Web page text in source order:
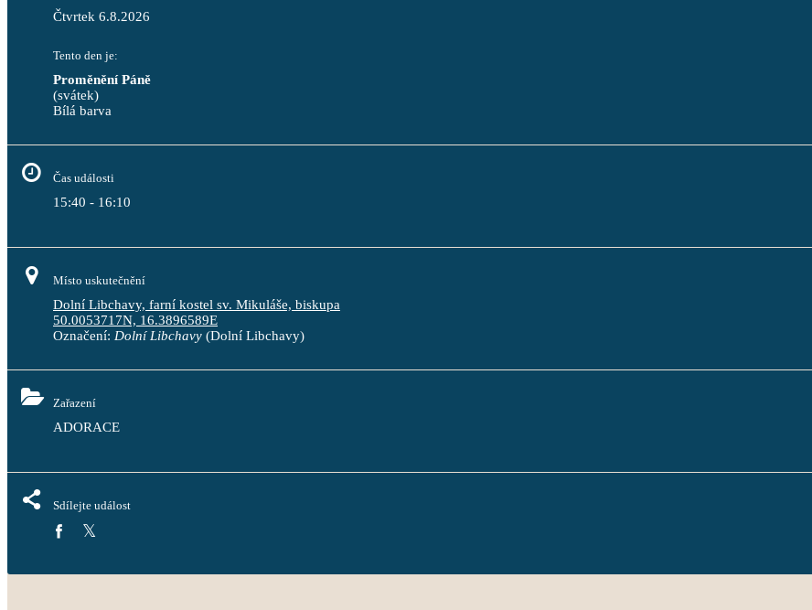
Čtvrtek 6.8.2026
Tento den je:
Proměnění Páně
(svátek)
Bílá barva
Čas události
15:40 - 16:10
Místo uskutečnění
Dolní Libchavy, farní kostel sv. Mikuláše, biskupa
50.0053717N, 16.3896589E
Označení: Dolní Libchavy (Dolní Libchavy)
Zařazení
ADORACE
Sdílejte událost